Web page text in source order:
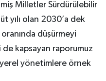
Milletler Sürdürülebilir
yılı olan 2030’a dek
oranında düşürmeyi
de kapsayan raporumuz
yönetimlere örnek